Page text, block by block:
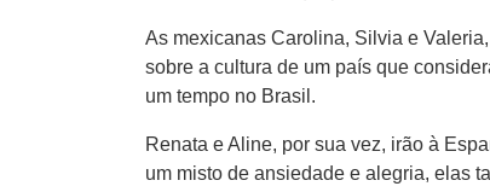
As mexicanas Carolina, Silvia e
sobre a cultura de um país que
um tempo no Brasil.
Renata e Aline, por sua vez, irão à
um misto de ansiedade e alegria, elas